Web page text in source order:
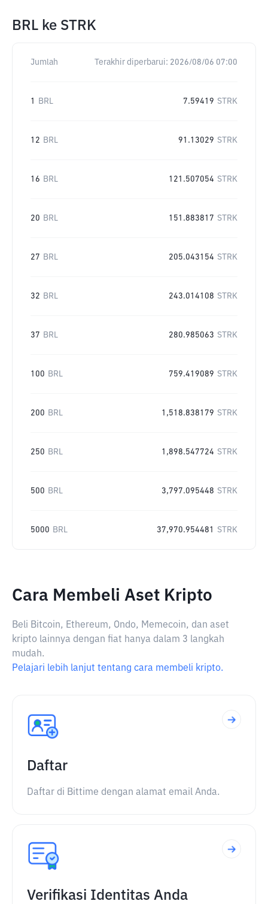
BRL ke STRK
Jumlah Terakhir diperbarui: 2026/08/06 07:00
1 BRL 7.59419 STRK
12 BRL 91.13029 STRK
16 BRL 121.507054 STRK
20 BRL 151.883817 STRK
27 BRL 205.043154 STRK
32 BRL 243.014108 STRK
37 BRL 280.985063 STRK
100 BRL 759.419089 STRK
200 BRL 1,518.838179 STRK
250 BRL 1,898.547724 STRK
500 BRL 3,797.095448 STRK
5000 BRL 37,970.954481 STRK
Cara Membeli Aset Kripto
Beli Bitcoin, Ethereum, Ondo, Memecoin, dan aset
kripto lainnya dengan fiat hanya dalam 3 langkah
mudah.
Pelajari lebih lanjut tentang cara membeli kripto.
Daftar
Daftar di Bittime dengan alamat email Anda.
Verifikasi Identitas Anda